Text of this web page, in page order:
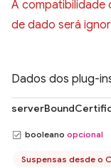
A compatibilidade
de dado será
Dados dos plug-
booleano opcional
Suspensas desde o